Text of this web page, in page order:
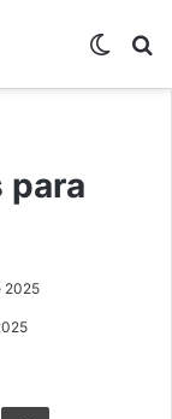
para
2025